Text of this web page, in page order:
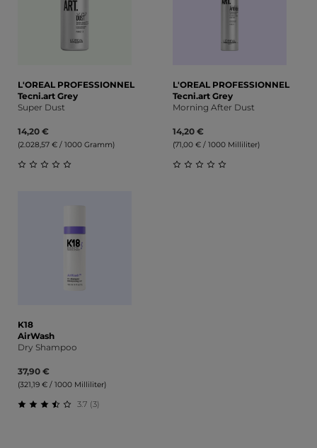
L'OREAL PROFESSIONNEL
Tecni.art Grey
Super Dust
14,20 €
(2.028,57 € / 1000 Gramm)
L'OREAL PROFESSIONNEL
Tecni.art Grey
Morning After Dust
14,20 €
(71,00 € / 1000 Milliliter)
K18
AirWash
Dry Shampoo
37,90 €
(321,19 € / 1000 Milliliter)
3.7 (3)